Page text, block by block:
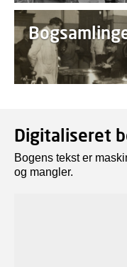
Digitaliseret
Bogens tekst er
og mangler.